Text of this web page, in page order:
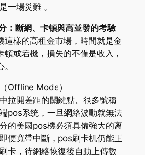
一場災難 。
：斷網、卡頓與高並發的考驗
這樣的高租金市場，時間就是金
頓或宕機，損失的不僅是收入，
Offline Mode）
拉開差距的關鍵點。很多號稱
pos系统，一旦網絡波動就無法
的美國pos機必須具備強大的离
便寬帶中斷，pos刷卡机仍能正
卡，待網絡恢復後自動上傳數